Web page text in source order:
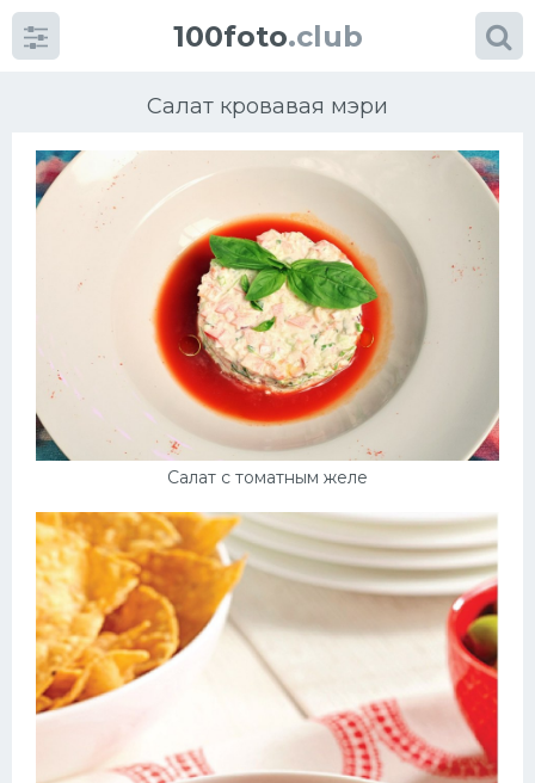
100foto.club
Салат кровавая мэри
Салат с томатным желе
Категории картинок
Супы
Мясные блюда
Печенье
Выпечка
Десерт
Напитки
Дизайн комнаты